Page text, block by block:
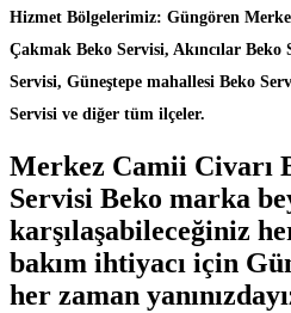
Hizmet Bölgelerimiz: Güngören
Çakmak Beko Servisi, Akıncılar
Servisi, Güneştepe mahallesi Beko
Servisi ve diğer tüm ilçeler.
Merkez Camii Civarı
Servisi Beko marka
karşılaşabileceğiniz
bakım ihtiyacı için
her zaman